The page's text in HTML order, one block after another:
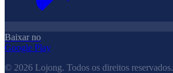
Baixar no
Google Play
© 2026 Lojong. Todos os direitos reservados.